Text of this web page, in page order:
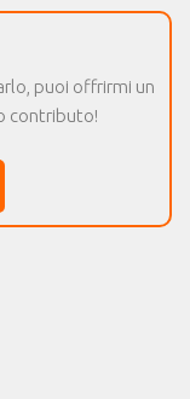
puoi offrirmi un
contributo!